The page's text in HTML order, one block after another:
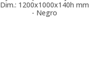
Dim.: 1200x1000x140h mm
- Negro